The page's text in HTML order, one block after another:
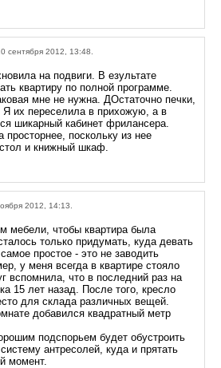
сентября 2012, 13:48.
на подвиги. В езультате
квартиру по полной программе.
мне не нужна. ДОстаточно печки,
Я их переселила в прихожую, а в
шикарный кабинет фрилансера.
просторнее, поскольку из нее
и книжный шкаф.
2012, 14:13.
мебели, чтобы квартира была
только придумать, куда девать
простое - это не заводить
у меня всегда в квартире стояло
вспомнила, что в последний раз на
15 лет назад. После того, кресло
для склада различных вещей.
добавился квадратный метр
подспорьем будет обустроить
антресолей, куда и прятать
момент.